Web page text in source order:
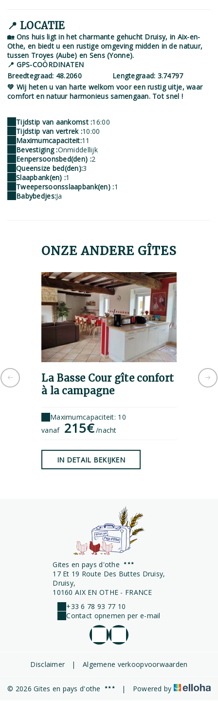
📍 LOCATIE
🏡 Ons huis ligt in het charmante gehucht Druisy, in Aix-en-
Othe, en biedt u een rustige omgeving midden in de natuur,
tussen Troyes (Aube) en Sens (Yonne).
📍 GPS-COÖRDINATEN
Breedtegraad: 48.2060
Lengtegraad: 3.74797
💚 Wij heten u van harte welkom voor een rustig uitje, waar
comfort en natuur harmonieus samengaan. Tot snel !
Tijdstip van aankomst :16:00
Tijdstip van vertrek :10:00
Maximumcapaciteit:11
Bevestiging :Onmiddellijk
Eenpersoonsbed(den) :2
Queensize bed(den):3
Slaapbank(en) :1
Tweepersoonsslaapbank(en) :1
Babybedjes:Ja
ONZE ANDERE GÎTES
La Basse Cour gîte confort
à la campagne
Maximumcapaciteit: 10
vanaf 215€/nacht
IN DETAIL BEKIJKEN
Gites en pays d'othe
17 Et 19 Route Des Buttes Druisy,
Druisy,
10160 AIX EN OTHE - FRANCE
+33 6 78 93 77 10
Contact opnemen per e-mail
Disclaimer | Algemene verkoopvoorwaarden
© 2026 Gites en pays d'othe | Powered by